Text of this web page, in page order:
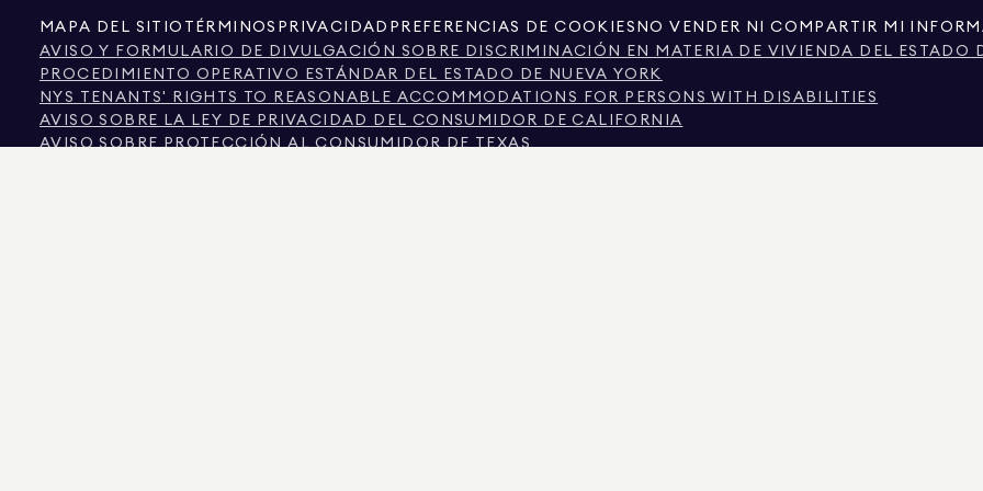
MAPA DEL SITIO TÉRMINOS PRIVACIDAD PREFERENCIAS DE COOKIES NO VENDER NI COMPARTIR MI
AVISO Y FORMULARIO DE DIVULGACIÓN SOBRE DISCRIMINACIÓN EN MATERIA DE VIVIENDA DEL ESTADO
PROCEDIMIENTO OPERATIVO ESTÁNDAR DEL ESTADO DE NUEVA YORK
NYS TENANTS' RIGHTS TO REASONABLE ACCOMMODATIONS FOR PERSONS WITH DISABILITIES
AVISO SOBRE LA LEY DE PRIVACIDAD DEL CONSUMIDOR DE CALIFORNIA
AVISO SOBRE PROTECCIÓN AL CONSUMIDOR DE TEXAS